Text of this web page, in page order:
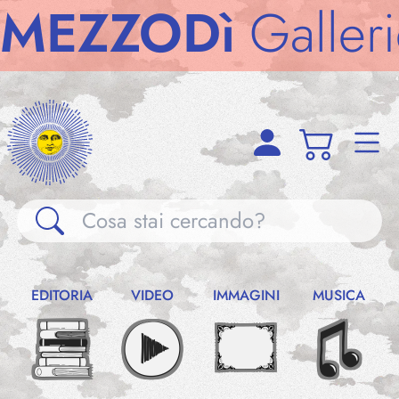
Gallerie
Gallerie
Notizie
EDITORIA VIDEO IMMAGINI MUSICA